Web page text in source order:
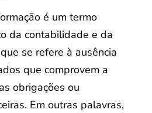
é um termo
da contabilidade e da
se refere à ausência
que comprovem a
obrigações ou
Em outras palavras,